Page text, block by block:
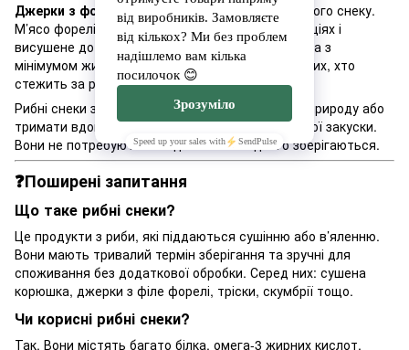
Джерки з форелі — це вишуканий варіант рибного снеку.
М’ясо форелі тонко нарізане, мариноване в спеціях і
висушене до ідеального стану. Це джерело білка з
мінімумом жиру та вуглеводів — ідеально для тих, хто
стежить за раціоном.
Рибні снеки зручно брати з собою в дорогу, на природу або
тримати вдома як запас для швидкої, але якісної закуски.
Вони не потребують холодильника та довго зберігаються.
❓Поширені запитання
Що таке рибні снеки?
Це продукти з риби, які піддаються сушінню або в’яленню.
Вони мають тривалий термін зберігання та зручні для
споживання без додаткової обробки. Серед них: сушена
корюшка, джерки з філе форелі, тріски, скумбрії тощо.
Чи корисні рибні снеки?
Так. Вони містять багато білка, омега-3 жирних кислот,